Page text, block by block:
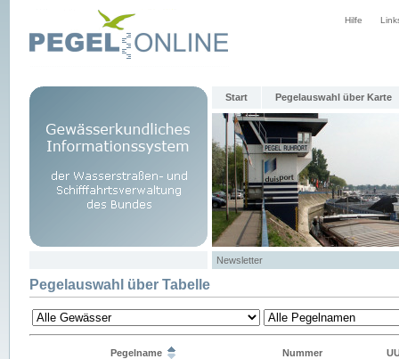
Hilfe
Start Pegelauswahl über Karte
Newsletter
Pegelauswahl über Tabelle
Pegelname Nummer